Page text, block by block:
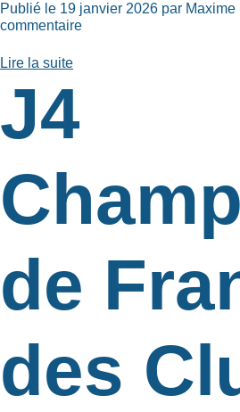
Publié le 19 janvier 2026 par Maxime
commentaire
Lire la suite
J4
de
des